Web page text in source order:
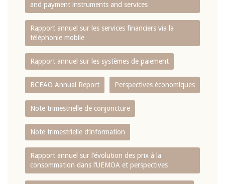
and payment instruments and services
Rapport annuel sur les services financiers via la
téléphonie mobile
Rapport annuel sur les systèmes de paiement
BCEAO Annual Report Perspectives économiques
Note trimestrielle de conjoncture
Note trimestrielle d‘information
Rapport annuel sur l‘évolution des prix à la
consommation dans l‘UEMOA et perspectives